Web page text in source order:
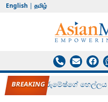
English | தமிழ்
රන් ගෙනා රුමේෂ්ගේ හෙල්ලය